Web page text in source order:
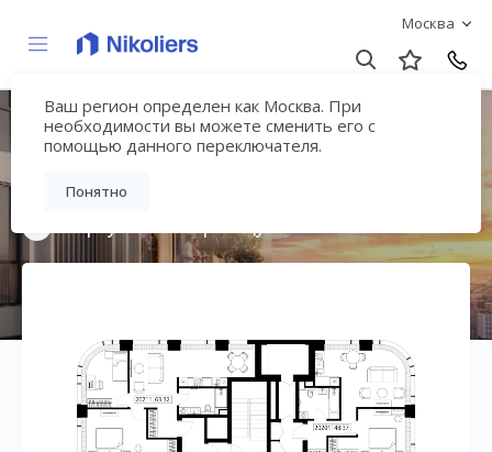
Москва
Ваш регион определен как Москва. При
необходимости вы можете сменить его с
помощью данного переключателя.
Понятно
Мультиквартал
«ВЕЕР»